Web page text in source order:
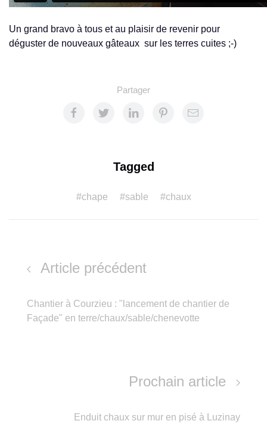
Un grand bravo à tous et au plaisir de revenir pour
déguster de nouveaux gâteaux sur les terres cuites ;-)
Partager
Tagged
#chape #sable #chaux
Article précédent
Chantier à Courzieu : "lancement de chantier de
Façade" en terre/chaux/sable/chenevotte
Prochain article
Enduit chaux sur mur en pisé à Luzinay